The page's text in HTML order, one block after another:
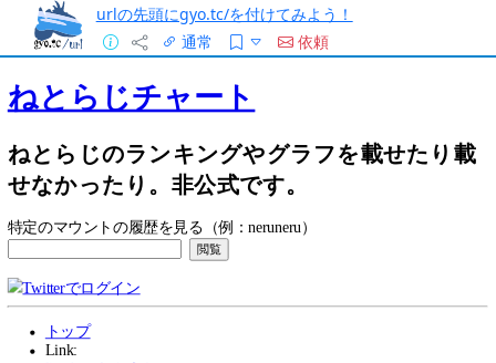
urlの先頭にgyo.tc/を付けてみよう！
通常
依頼